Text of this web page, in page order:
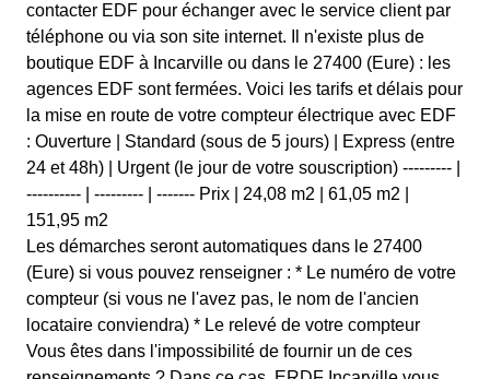
contacter EDF pour échanger avec le service client par
téléphone ou via son site internet. Il n'existe plus de
boutique EDF à Incarville ou dans le 27400 (Eure) : les
agences EDF sont fermées. Voici les tarifs et délais pour
la mise en route de votre compteur électrique avec EDF
: Ouverture | Standard (sous de 5 jours) | Express (entre
24 et 48h) | Urgent (le jour de votre souscription) --------- |
---------- | --------- | ------- Prix | 24,08 m2 | 61,05 m2 |
151,95 m2
Les démarches seront automatiques dans le 27400
(Eure) si vous pouvez renseigner : * Le numéro de votre
compteur (si vous ne l'avez pas, le nom de l'ancien
locataire conviendra) * Le relevé de votre compteur
Vous êtes dans l'impossibilité de fournir un de ces